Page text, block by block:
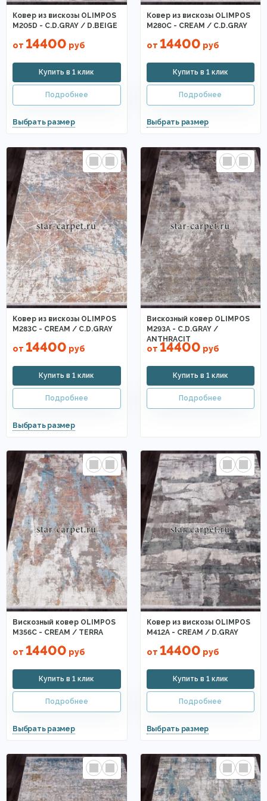
Ковер из вискозы OLIMPOS
M205D - C.D.GRAY / D.BEIGE
от 14400 руб
Ковер из вискозы OLIMPOS
M280C - CREAM / C.D.GRAY
от 14400 руб
Ковер из вискозы OLIMPOS
M283C - CREAM / C.D.GRAY
от 14400 руб
Вискозный ковер OLIMPOS
M293A - C.D.GRAY /
ANTHRACIT
от 14400 руб
Вискозный ковер OLIMPOS
M356C - CREAM / TERRA
от 14400 руб
Ковер из вискозы OLIMPOS
M412A - CREAM / D.GRAY
от 14400 руб